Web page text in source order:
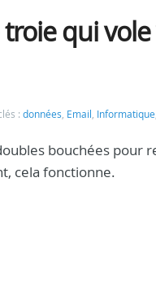
qui
: données, Email , Informatique
bouchées pour
cela fonctionne.